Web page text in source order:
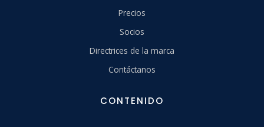
Precios
Socios
Directrices de la marca
Contáctanos
CONTENIDO